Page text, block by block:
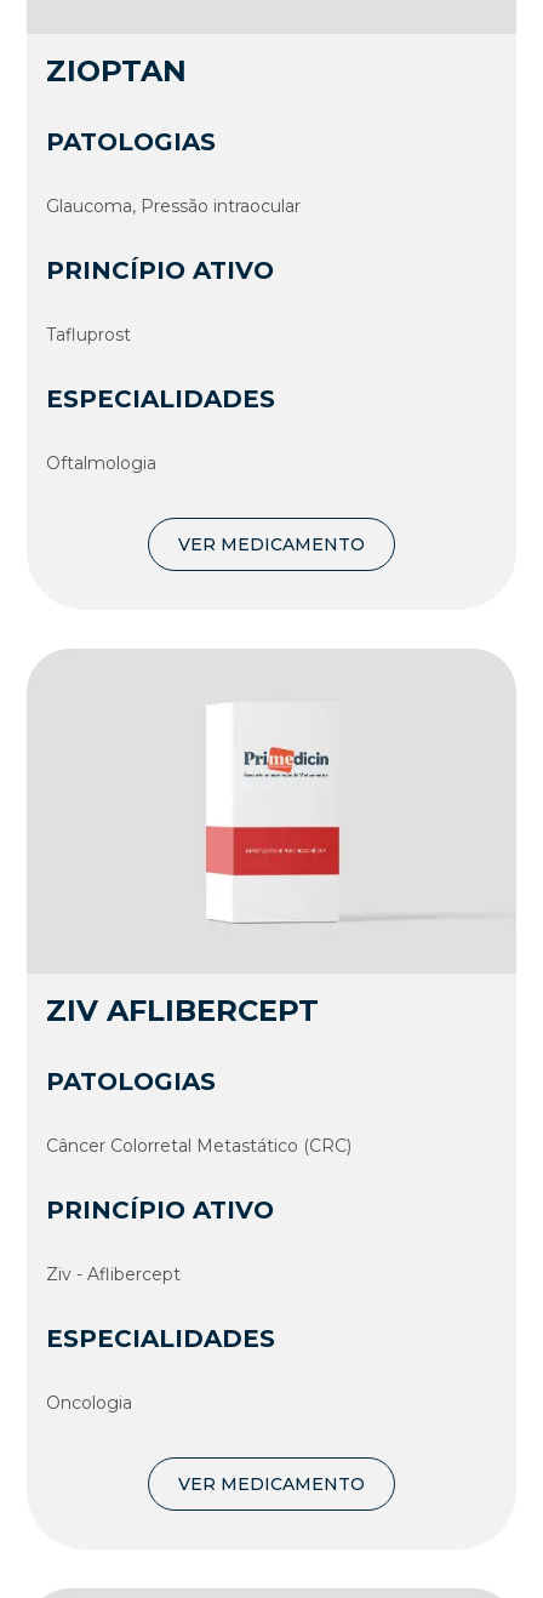
ZIOPTAN
PATOLOGIAS
Glaucoma, Pressão intraocular
PRINCÍPIO ATIVO
Tafluprost
ESPECIALIDADES
Oftalmologia
VER MEDICAMENTO
ZIV AFLIBERCEPT
PATOLOGIAS
Câncer Colorretal Metastático (CRC)
PRINCÍPIO ATIVO
Ziv - Aflibercept
ESPECIALIDADES
Oncologia
VER MEDICAMENTO